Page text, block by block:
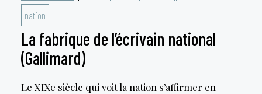
nation
La fabrique de l’écrivain national
(Gallimard)
Le XIXe siècle qui voit la nation s’affirmer en